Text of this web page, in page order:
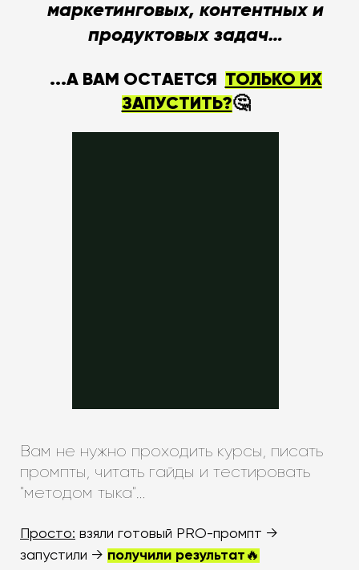
маркетинговых, контентных и
продуктовых задач…
...А ВАМ ОСTАЕТСЯ ТОЛЬКО ИХ
ЗАПУСТИТЬ?🤔
Вам не нужно проходить курсы, писать
промпты, читать гайды и тестировать
"методом тыка"…
Просто: взяли готовый PRO-промпт →
запустили → получили результат 🔥